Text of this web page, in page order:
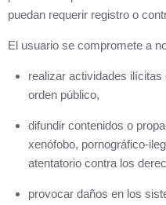
puedan requerir registro o
El usuario se compromete a
realizar actividades
orden público,
difundir contenidos o
xenófobo, pornográfico-
atentatorio contra los
provocar daños en los